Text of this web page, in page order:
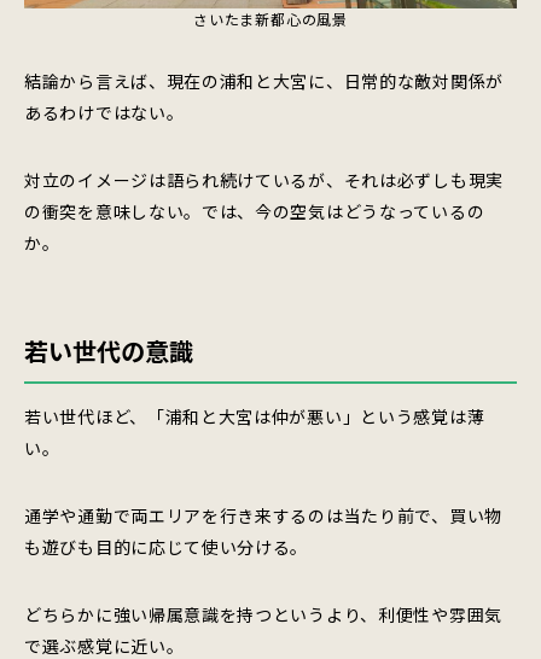
さいたま新都心の風景
結論から言えば、現在の浦和と大宮に、日常的な敵対関係が
あるわけではない。
対立のイメージは語られ続けているが、それは必ずしも現実
の衝突を意味しない。では、今の空気はどうなっているの
か。
若い世代の意識
若い世代ほど、「浦和と大宮は仲が悪い」という感覚は薄
い。
通学や通勤で両エリアを行き来するのは当たり前で、買い物
も遊びも目的に応じて使い分ける。
どちらかに強い帰属意識を持つというより、利便性や雰囲気
で選ぶ感覚に近い。